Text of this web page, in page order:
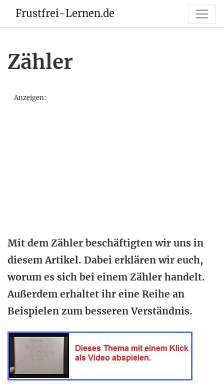
Frustfrei-Lernen.de
Zähler
Anzeigen:
Mit dem Zähler beschäftigten wir uns in
diesem Artikel. Dabei erklären wir euch,
worum es sich bei einem Zähler handelt.
Außerdem erhaltet ihr eine Reihe an
Beispielen zum besseren Verständnis.